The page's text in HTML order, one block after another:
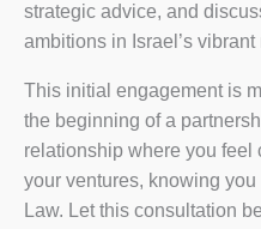
strategic advice, and
ambitions in Israel’s vibrant
This initial engagement is
the beginning of a
relationship where you feel
your ventures, knowing
Law. Let this consultation